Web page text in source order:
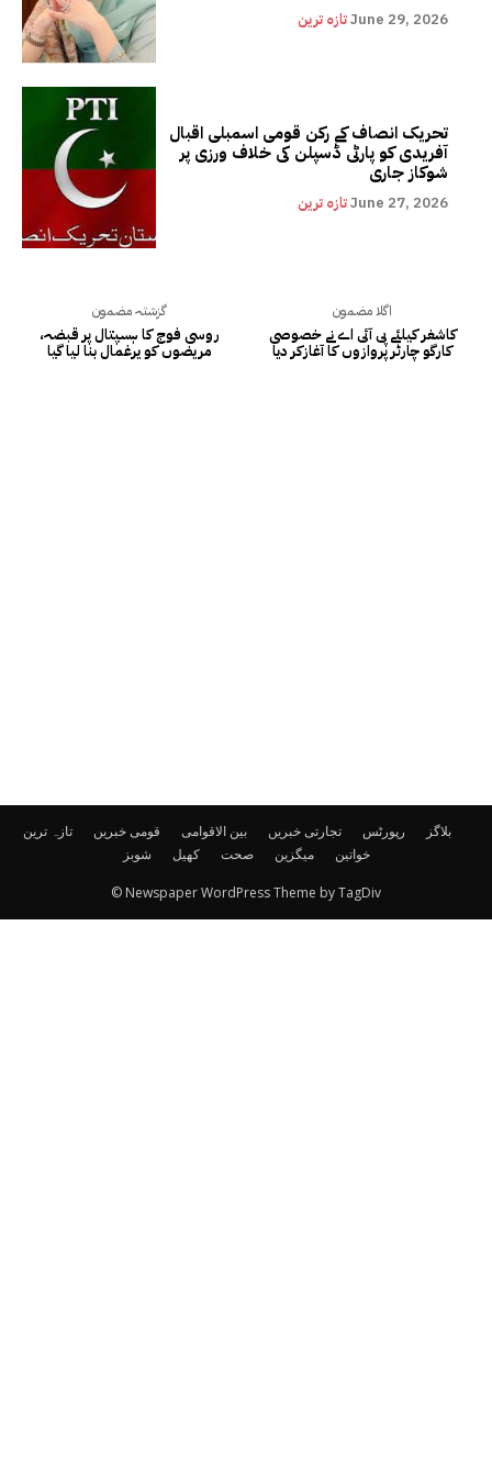
تازہ ترین قومی خبریں بین الاقوامی تجارتی خبریں رپورٹس
بلاگز
شوبز
کھیل صحت میگزین خواتین
© Newspaper WordPress Theme by TagDiv